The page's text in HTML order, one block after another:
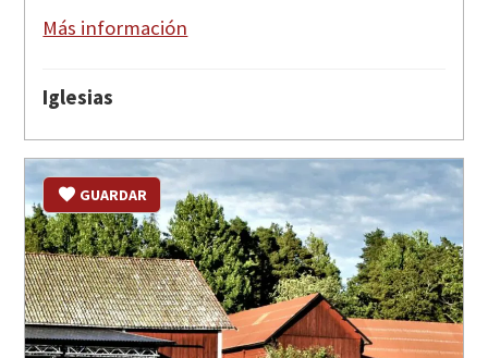
Más información
Iglesias
GUARDAR